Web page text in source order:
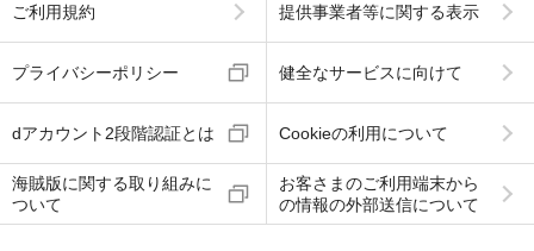
ご利用規約 提供事業者等に関する表示
プライバシーポリシー 健全なサービスに向けて
dアカウント2段階認証とは Cookieの利用について
海賊版に関する取り組みに
ついて
お客さまのご利用端末から
の情報の外部送信について